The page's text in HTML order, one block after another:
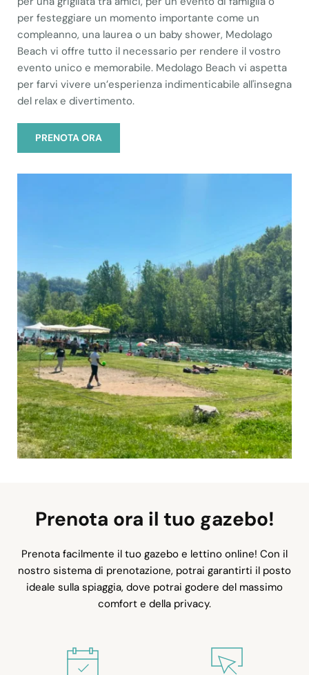
per festeggiare un momento importante come un
compleanno, una laurea o un baby shower, Medolago
Beach vi offre tutto il necessario per rendere il vostro
evento unico e memorabile. Medolago Beach vi aspetta
per farvi vivere un’esperienza indimenticabile all'insegna
del relax e divertimento.
PRENOTA ORA
Prenota ora il tuo gazebo!
Prenota facilmente il tuo gazebo e lettino online! Con il
nostro sistema di prenotazione, potrai garantirti il posto
ideale sulla spiaggia, dove potrai godere del massimo
comfort e della privacy.